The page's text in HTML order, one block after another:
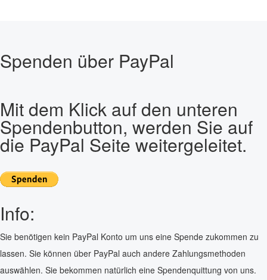
Spenden über PayPal
Mit dem Klick auf den unteren
Spendenbutton, werden Sie auf
die PayPal Seite weitergeleitet.
Info:
Sie benötigen kein PayPal Konto um uns eine Spende zukommen zu
lassen. Sie können über PayPal auch andere Zahlungsmethoden
auswählen. Sie bekommen natürlich eine Spendenquittung von uns.